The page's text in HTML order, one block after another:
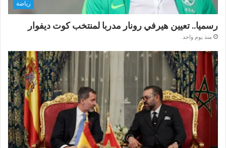
رياضة
رسميا.. تعيين هيرفي رونار مدربا لمنتخب كوت ديفوار
منذ يوم واحد